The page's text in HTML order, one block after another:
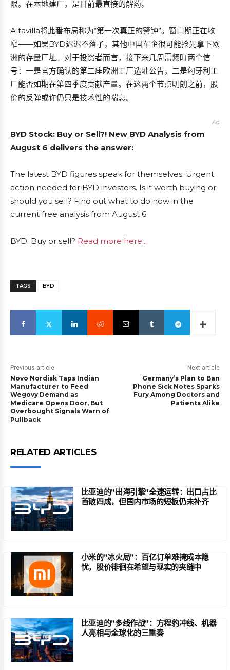
限。在本地建厂，是目前最直接的解药。
Altavilla将此番布局称为“第一次真正的警钟”。窗口期正在收
窄——如果BYD迟迟不落子，其他中国车企很可能抢先拿下欧
洲的存量厂址。对于投资者而言，接下来几周需紧盯两个信
号：一是官方确认的第二座欧洲工厂选址公告，二是匈牙利工
厂能否如期在第四季度贡献产量。在这两个节点明朗之前，股
价的反弹或许仍只是技术性的喘息。
Ad
BYD Stock: Buy or Sell?! New BYD Analysis from
August 6 delivers the answer:
The latest BYD figures speak for themselves: Urgent
action needed for BYD investors. Is it worth buying or
should you sell? Find out what to do now in the
current free analysis from August 6.
BYD: Buy or sell? Read more here...
TAGS BYD
Previous article
Novo Nordisk Taps Indian
Manufacturer to Feed
Wegovy Demand as
Medicare Opens Door, But
Overbought Signals Warn of
Pullback
Next article
Germany’s Plan to Ban
Phone Sick Notes Sparks
Fury Among Doctors and
Patients Alike
RELATED ARTICLES
比亚迪的”出海引擎”全速运转：出口占比
首破四成，但国内市场的短板仍未补齐
小米的”冰火局”：百亿订单难掩成本隐
忧，股价徘徊在希望与现实的夹缝中
比亚迪的”多线作战”：方程豹冲线、机器
人亮相与全球化的三重奏